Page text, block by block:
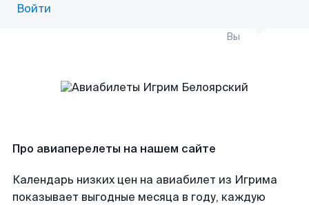
Войти
Вы
Про авиаперелеты на нашем сайте
Календарь низких цен на авиабилет из Игрима
показывает выгодные месяца в году, каждую